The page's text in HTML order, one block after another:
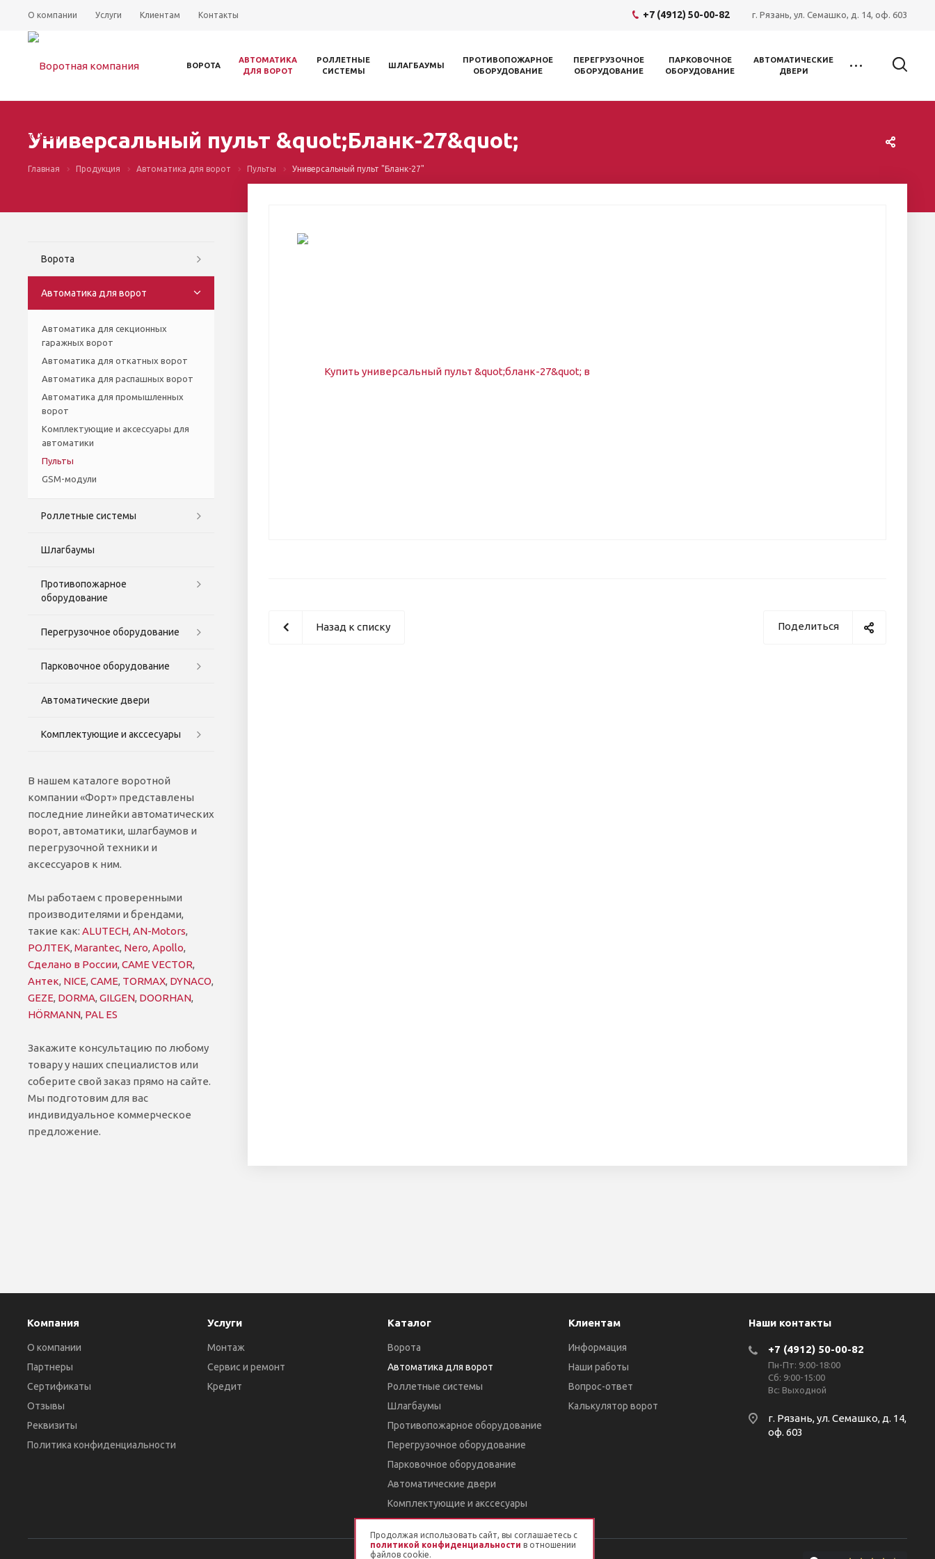
О компании Услуги Клиентам Контакты г. Рязань, ул. Семашко, д. 14, оф. 603
+7 (4912) 50-00-82
ВОРОТА
АВТОМАТИКА
ДЛЯ ВОРОТ
РОЛЛЕТНЫЕ
СИСТЕМЫ
ШЛАГБАУМЫ
ПРОТИВОПОЖАРНОЕ
ОБОРУДОВАНИЕ
ПЕРЕГРУЗОЧНОЕ
ОБОРУДОВАНИЕ
ПАРКОВОЧНОЕ
ОБОРУДОВАНИЕ
АВТОМАТИЧЕСКИЕ
ДВЕРИ
Универсальный пульт &quot;Бланк-27&quot;
Главная Продукция Автоматика для ворот Пульты Универсальный пульт "Бланк-27"
Поделиться
Назад к списку
Ворота
Автоматика для ворот
Автоматика для секционных
гаражных ворот
Автоматика для откатных ворот
Автоматика для распашных ворот
Автоматика для промышленных
ворот
Комплектующие и аксессуары для
автоматики
Пульты
GSM-модули
Роллетные системы
Шлагбаумы
Противопожарное
оборудование
Перегрузочное оборудование
Парковочное оборудование
Автоматические двери
Комплектующие и акссесуары
В нашем каталоге воротной
компании «Форт» представлены
последние линейки автоматических
ворот, автоматики, шлагбаумов и
перегрузочной техники и
аксессуаров к ним.
Мы работаем с проверенными
производителями и брендами,
такие как: ALUTECH, AN-Motors,
РОЛТЕК, Marantec, Nero, Apollo,
Сделано в России, CAME VECTOR,
Антек, NICE, CAME, TORMAX, DYNACO,
GEZE, DORMA, GILGEN, DOORHAN,
HÖRMANN, PAL ES
Закажите консультацию по любому
товару у наших специалистов или
соберите свой заказ прямо на сайте.
Мы подготовим для вас
индивидуальное коммерческое
предложение.
Компания
О компании
Партнеры
Сертификаты
Отзывы
Реквизиты
Политика конфиденциальности
Услуги
Монтаж
Сервис и ремонт
Кредит
Каталог
Ворота
Автоматика для ворот
Роллетные системы
Шлагбаумы
Противопожарное оборудование
Перегрузочное оборудование
Парковочное оборудование
Автоматические двери
Комплектующие и акссесуары
Клиентам
Информация
Наши работы
Вопрос-ответ
Калькулятор ворот
Наши контакты
+7 (4912) 50-00-82
Пн-Пт: 9:00-18:00
Сб: 9:00-15:00
Вс: Выходной
г. Рязань, ул. Семашко, д. 14,
оф. 603
Продолжая использовать сайт, вы соглашаетесь с
политикой конфиденциальности в отношении
файлов cookie.